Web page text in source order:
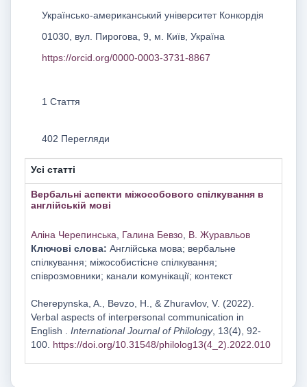
Українсько-американський університет Конкордія
01030, вул. Пирогова, 9, м. Київ, Україна
https://orcid.org/0000-0003-3731-8867
1 Стаття
402 Перегляди
Усі статті
Вербальні аспекти міжособового спілкування в
англійській мові
Аліна Черепинська Галина Бевзо, В. Журавльов
Ключові слова: Англійська мова; вербальне
спілкування; міжособистісне спілкування;
співрозмовники; канали комунікації; контекст
Cherepynska, A., Bevzo, H., & Zhuravlov, V. (2022).
Verbal aspects of interpersonal communication in
English . International Journal of Philology, 13(4), 92-
100. https://doi.org/10.31548/philolog13(4_2).2022.010